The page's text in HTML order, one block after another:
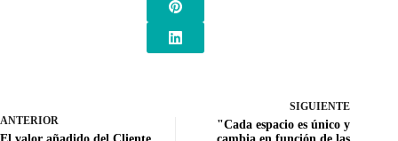
ANTERIOR
SIGUIENTE
"Cada espacio es único y